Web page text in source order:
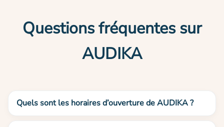
Questions fréquentes sur
AUDIKA
Quels sont les horaires d’ouverture de AUDIKA ?